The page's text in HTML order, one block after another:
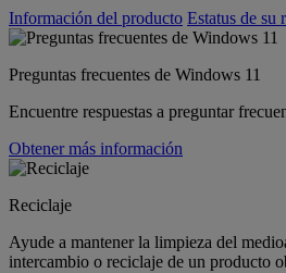
Información del producto Estatus de su
Preguntas frecuentes de Windows 11
Encuentre respuestas a preguntar
Obtener más información
Reciclaje
Ayude a mantener la limpieza del
intercambio o reciclaje de un producto